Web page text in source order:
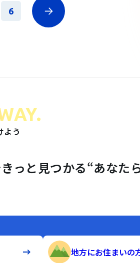
6
よう
っと見つかる“あなた
地方にお住まいの